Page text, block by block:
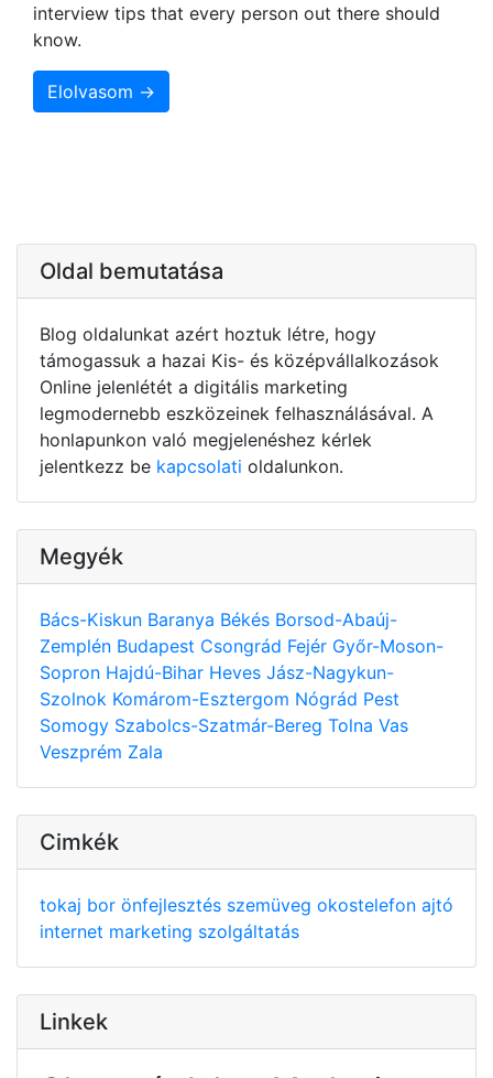
interview tips that every person out there should
know.
Elolvasom →
Oldal bemutatása
Blog oldalunkat azért hoztuk létre, hogy
támogassuk a hazai Kis- és középvállalkozások
Online jelenlétét a digitális marketing
legmodernebb eszközeinek felhasználásával. A
honlapunkon való megjelenéshez kérlek
jelentkezz be kapcsolati oldalunkon.
Megyék
Bács-Kiskun Baranya Békés Borsod-Abaúj-
Zemplén Budapest Csongrád Fejér Győr-Moson-
Sopron Hajdú-Bihar Heves Jász-Nagykun-
Szolnok Komárom-Esztergom Nógrád Pest
Somogy Szabolcs-Szatmár-Bereg Tolna Vas
Veszprém Zala
Cimkék
tokaj bor önfejlesztés szemüveg okostelefon ajtó
internet marketing szolgáltatás
Linkek